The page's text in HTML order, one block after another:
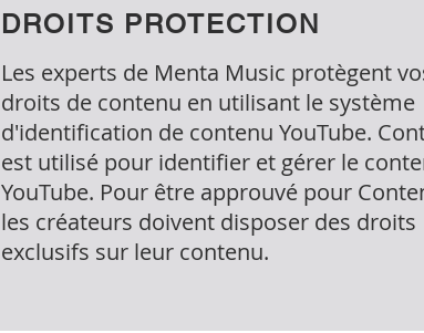
DROITS PROTECTION
Les experts de Menta Music protègent
droits de contenu en utilisant le système
d'identification de contenu YouTube.
est utilisé pour identifier et gérer le
YouTube. Pour être approuvé pour
les créateurs doivent disposer des droits
exclusifs sur leur contenu.